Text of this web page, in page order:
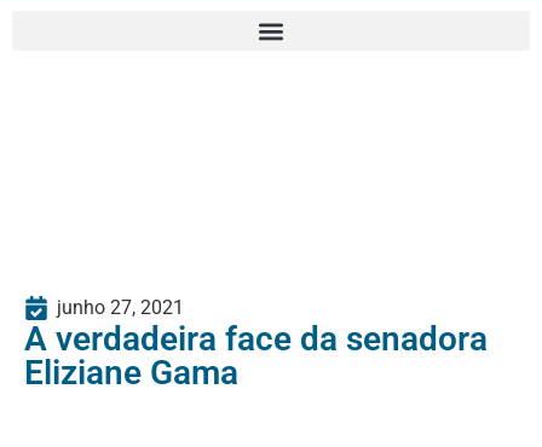
junho 27, 2021
A verdadeira face da senadora
Eliziane Gama